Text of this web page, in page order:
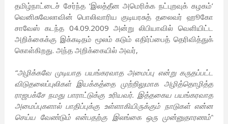
தமிழ்நாட்டைச் சேர்ந்த ‘இலத்தீன அமெரிக்க நட்புறவுக் கழகம்’
வெனிசுவேலாவின் பொலிவாரிய குடியரசுத் தலைவர் ஹூகோ
சாவேஸ் கடந்த 04.09.2009 அன்று லிபியாவில் வெளியிட்ட
அறிக்கைக்கு இக்கடிதம் மூலம் கடும் எதிர்ப்பைத் தெரிவித்துக்
கொள்கிறது. அந்த அறிக்கையில் அவர்,
“அழிக்கவே முடியாத பயங்கரவாத அமைப்பு என்று கருதப்பட்ட
விடுதலைப்புலிகள் இயக்கத்தை முற்றிலுமாக அழித்தொழித்த
ராஜபக்சே நமது பாராட்டுக்கு உரியவர். இத்தகைய பயங்கரவாத
அமைப்புகளால் பாதிப்புக்கு உள்ளாகியிருக்கும் நாடுகள் என்ன
செய்ய வேண்டும் என்பதற்கு இலங்கை ஒரு முன்னுதாரணம்”